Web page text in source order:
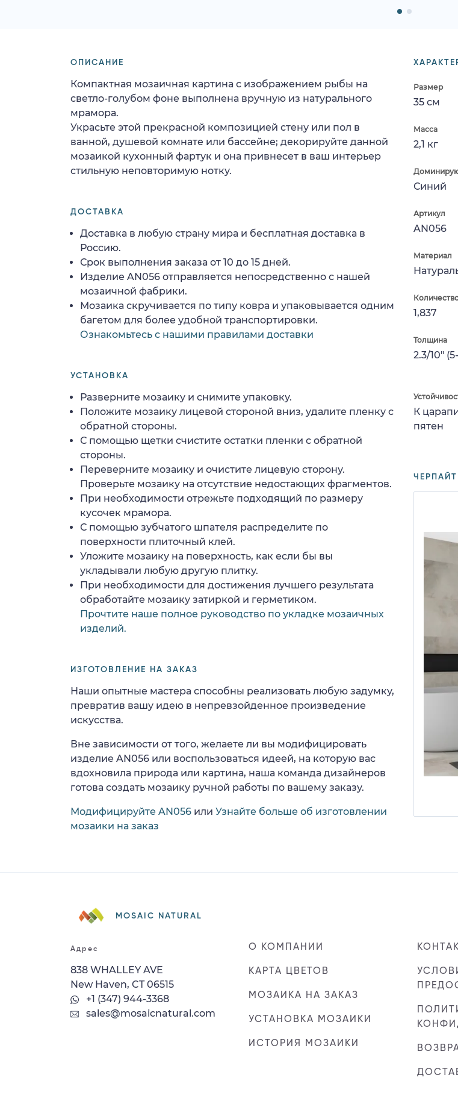
Размер
35 см
Масса
2,1 кг
Синий
Артикул
AN056
Материал
1,837
Толщина
2.3/10"
К
пятен
ОПИСАНИЕ
Компактная мозаичная картина с изображением рыбы на
светло-голубом фоне выполнена вручную из натурального
мрамора.
Украсьте этой прекрасной композицией стену или пол в
ванной, душевой комнате или бассейне; декорируйте данной
мозаикой кухонный фартук и она привнесет в ваш интерьер
стильную неповторимую нотку.
ДОСТАВКА
Доставка в любую страну мира и бесплатная доставка в
Россию.
Срок выполнения заказа от 10 до 15 дней.
Изделие AN056 отправляется непосредственно с нашей
мозаичной фабрики.
Мозаика скручивается по типу ковра и упаковывается одним
багетом для более удобной транспортировки.
Ознакомьтесь с нашими правилами доставки
УСТАНОВКА
Разверните мозаику и снимите упаковку.
Положите мозаику лицевой стороной вниз, удалите пленку с
обратной стороны.
С помощью щетки счистите остатки пленки с обратной
стороны.
Переверните мозаику и очистите лицевую сторону.
Проверьте мозаику на отсутствие недостающих фрагментов.
При необходимости отрежьте подходящий по размеру
кусочек мрамора.
С помощью зубчатого шпателя распределите по
поверхности плиточный клей.
Уложите мозаику на поверхность, как если бы вы
укладывали любую другую плитку.
При необходимости для достижения лучшего результата
обработайте мозаику затиркой и герметиком.
Прочтите наше полное руководство по укладке мозаичных
изделий.
ИЗГОТОВЛЕНИЕ НА ЗАКАЗ
Наши опытные мастера способны реализовать любую задумку,
превратив вашу идею в непревзойденное произведение
искусства.
Вне зависимости от того, желаете ли вы модифицировать
изделие AN056 или воспользоваться идеей, на которую вас
вдохновила природа или картина, наша команда дизайнеров
готова создать мозаику ручной работы по вашему заказу.
Модифицируйте AN056 или Узнайте больше об изготовлении
мозаики на заказ
MOSAIC NATURAL
Адрес
838 WHALLEY AVE
New Haven, CT 06515
+1 (347) 944-3368
sales@mosaicnatural.com
О КОМПАНИИ
КАРТА ЦВЕТОВ
МОЗАИКА НА ЗАКАЗ
УСТАНОВКА МОЗАИКИ
ИСТОРИЯ МОЗАИКИ